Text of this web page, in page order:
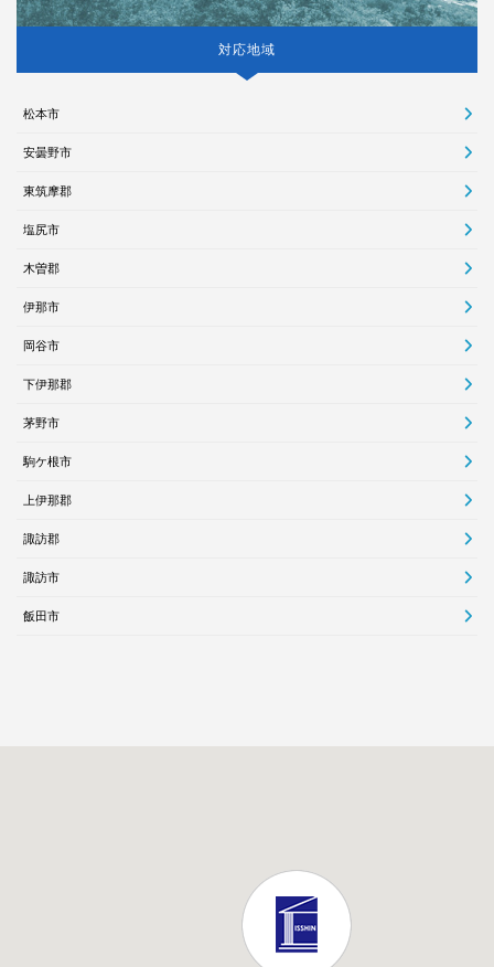
対応地域
松本市
安曇野市
東筑摩郡
塩尻市
木曽郡
伊那市
岡谷市
下伊那郡
茅野市
駒ケ根市
上伊那郡
諏訪郡
諏訪市
飯田市